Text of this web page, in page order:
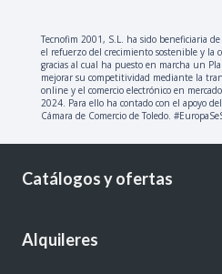
Tecnofim 2001, S.L. ha sido beneficiaria
el refuerzo del crecimiento sostenible y la
gracias al cual ha puesto en marcha un
mejorar su competitividad mediante la
online y el comercio electrónico en
2024. Para ello ha contado con el apoyo
Cámara de Comercio de Toledo.
Catálogos y ofertas
Alquileres